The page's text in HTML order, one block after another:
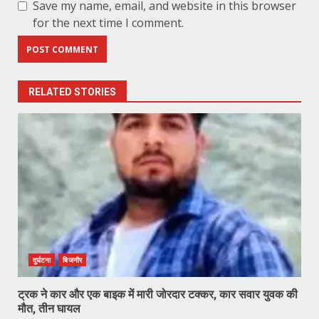
Save my name, email, and website in this browser
for the next time I comment.
RELATED STORIES
दुर्घटना बिजनौर
ट्रक ने कार और एक बाइक में मारी जोरदार टक्कर, कार सवार युवक की
मौत, तीन घायल